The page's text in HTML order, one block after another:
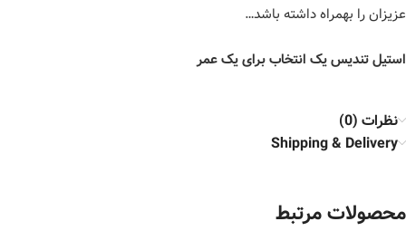
عزیزان را بهمراه داشته باشد…
استیل تندیس یک انتخاب برای یک عمر
نظرات (0)
Shipping & Delivery
محصولات مرتبط